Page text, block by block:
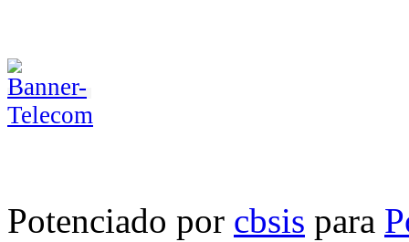
Potenciado por cbsis para